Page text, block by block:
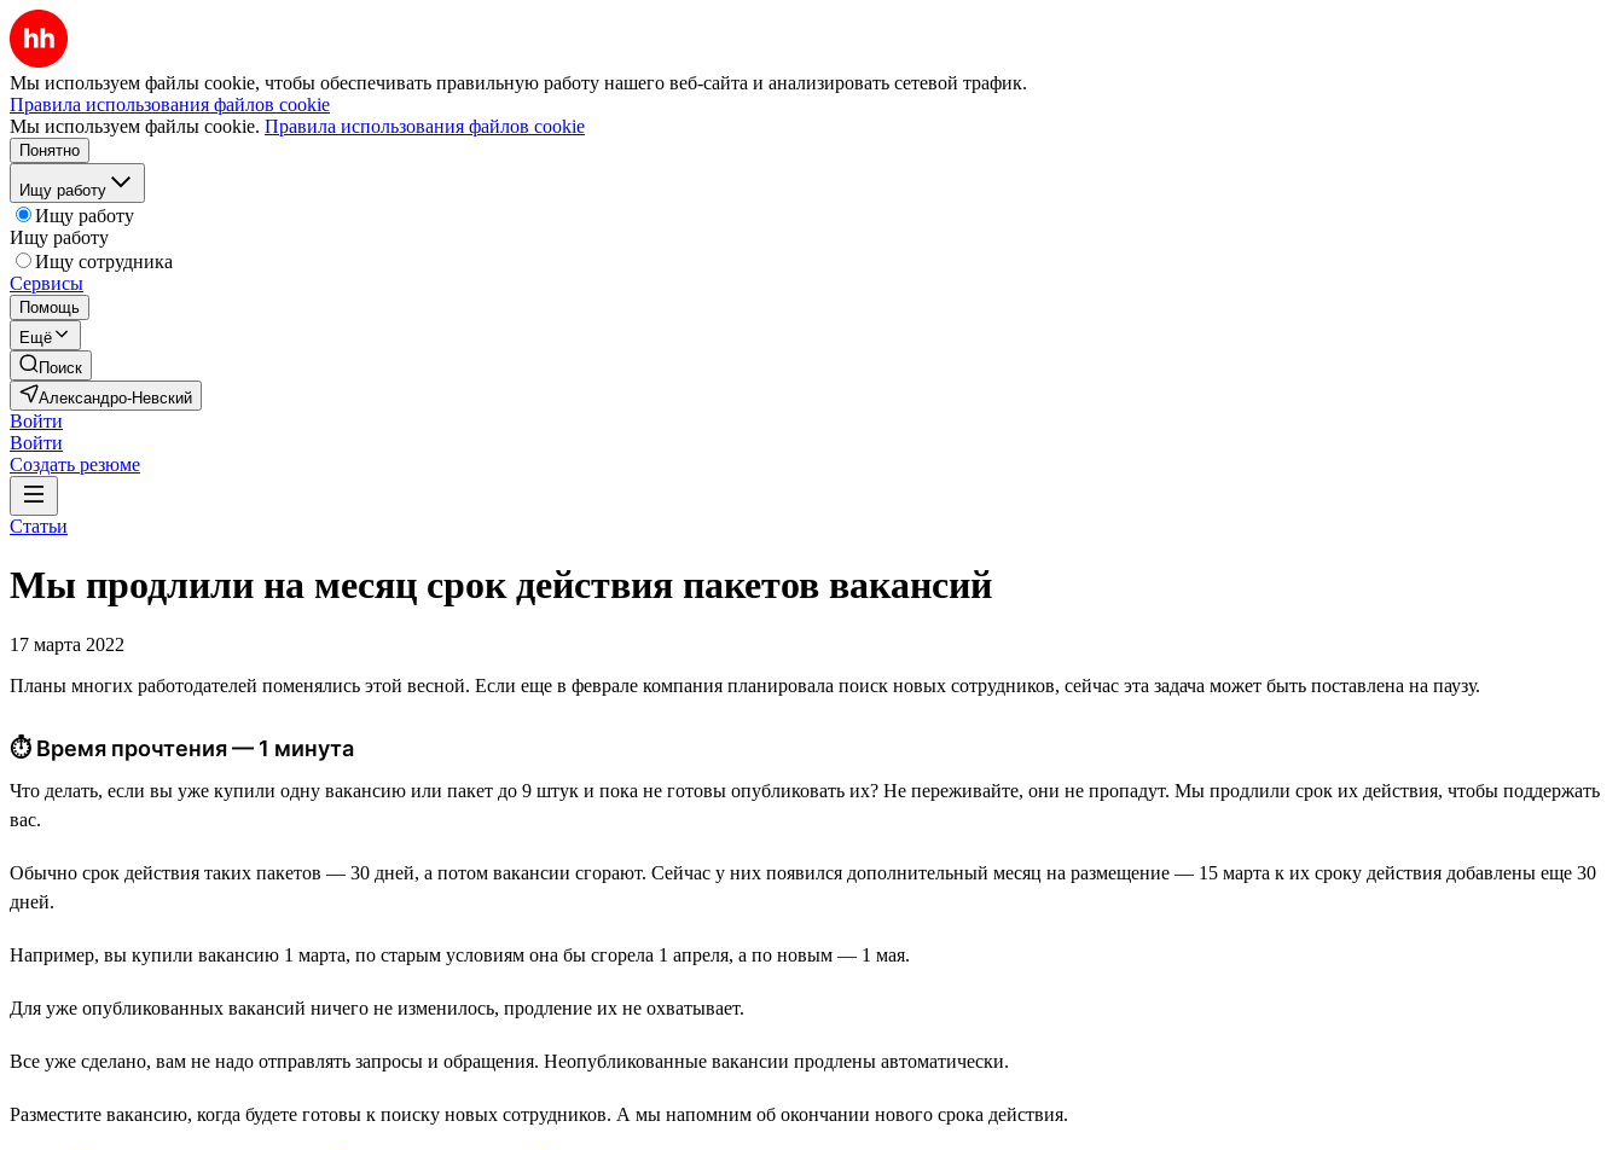
Мы используем файлы cookie, чтобы обеспечивать правильную работу нашего веб-сайта и анализировать сетевой трафик.
Правила использования файлов cookie
Мы используем файлы cookie. Правила использования файлов cookie
Понятно
Ищу работу
Ищу работу
Ищу работу
Ищу сотрудника
Сервисы
Помощь
Ещё
Поиск
Александро-Невский
Войти
Войти
Создать резюме
Статьи
Мы продлили на месяц срок действия пакетов вакансий
17 марта 2022
Планы многих работодателей поменялись этой весной. Если еще в феврале компания планировала поиск новых сотрудников, сейчас эта задача может быть поставлена на паузу.
⏱ Время прочтения — 1 минута
Что делать, если вы уже купили одну вакансию или пакет до 9 штук и пока не готовы опубликовать их? Не переживайте, они не пропадут. Мы продлили срок их действия, чтобы поддержать
вас.
Обычно срок действия таких пакетов — 30 дней, а потом вакансии сгорают. Сейчас у них появился дополнительный месяц на размещение — 15 марта к их сроку действия добавлены еще 30
дней.
Например, вы купили вакансию 1 марта, по старым условиям она бы сгорела 1 апреля, а по новым — 1 мая.
Для уже опубликованных вакансий ничего не изменилось, продление их не охватывает.
Все уже сделано, вам не надо отправлять запросы и обращения. Неопубликованные вакансии продлены автоматически.
Разместите вакансию, когда будете готовы к поиску новых сотрудников. А мы напомним об окончании нового срока действия.